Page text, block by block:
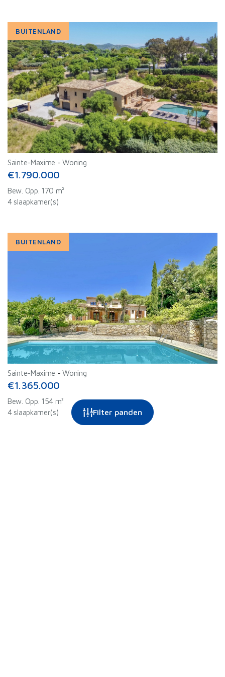
Filter panden
BUITENLAND
Sainte-Maxime -Woning
€1.790.000
Bew. Opp. 170 m²
4 slaapkamer(s)
BUITENLAND
Sainte-Maxime -Woning
€1.365.000
Bew. Opp. 154 m²
4 slaapkamer(s)